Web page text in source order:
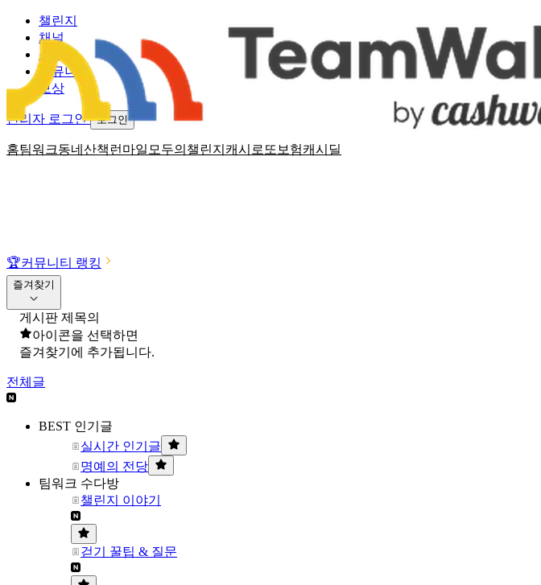
홈팀워크동네산책 런마일 모두의챌린지 캐시로또 보험캐시딜
챌린지
채널
소식
커뮤니티
보상
관리자 로그인 로그인
🏆커뮤니티 랭킹
즐겨찾기
게시판 제목의
아이콘을 선택하면
즐겨찾기에 추가됩니다.
전체글
BEST 인기글
실시간 인기글
명예의 전당
팀워크 수다방
챌린지 이야기
걷기 꿀팁 & 질문